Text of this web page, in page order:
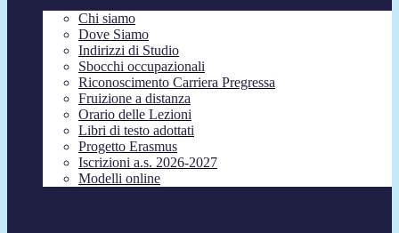
Chi siamo
Dove Siamo
Indirizzi di Studio
Sbocchi occupazionali
Riconoscimento Carriera Pregressa
Fruizione a distanza
Orario delle Lezioni
Libri di testo adottati
Progetto Erasmus
Iscrizioni a.s. 2026-2027
Modelli online